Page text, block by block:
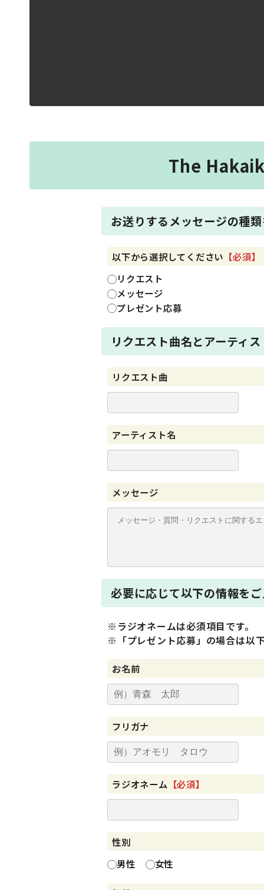
The
お送りするメッセージの種
以下から選択してください 【必須】
リクエスト
メッセージ
プレゼント応募
リクエスト曲名とアーティ
リクエスト曲
アーティスト名
メッセージ
必要に応じて以下の情報を
※ラジオネームは必須項目です。
※「プレゼント応募」の場合は以
お名前
フリガナ
ラジオネーム 【必須】
性別
男性
女性